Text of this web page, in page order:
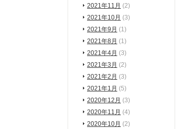
2021年11月 (2)
2021年10月 (3)
2021年9月 (1)
2021年8月 (1)
2021年4月 (3)
2021年3月 (2)
2021年2月 (3)
2021年1月 (5)
2020年12月 (3)
2020年11月 (4)
2020年10月 (2)